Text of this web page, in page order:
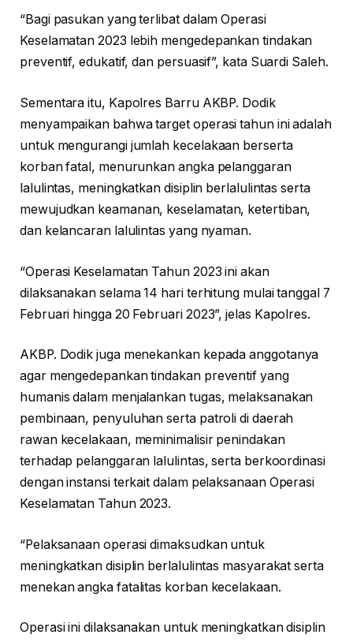
“Bagi pasukan yang terlibat dalam Operasi
Keselamatan 2023 lebih mengedepankan tindakan
preventif, edukatif, dan persuasif”, kata Suardi Saleh.
Sementara itu, Kapolres Barru AKBP. Dodik
menyampaikan bahwa target operasi tahun ini adalah
untuk mengurangi jumlah kecelakaan berserta
korban fatal, menurunkan angka pelanggaran
lalulintas, meningkatkan disiplin berlalulintas serta
mewujudkan keamanan, keselamatan, ketertiban,
dan kelancaran lalulintas yang nyaman.
“Operasi Keselamatan Tahun 2023 ini akan
dilaksanakan selama 14 hari terhitung mulai tanggal 7
Februari hingga 20 Februari 2023”, jelas Kapolres.
AKBP. Dodik juga menekankan kepada anggotanya
agar mengedepankan tindakan preventif yang
humanis dalam menjalankan tugas, melaksanakan
pembinaan, penyuluhan serta patroli di daerah
rawan kecelakaan, meminimalisir penindakan
terhadap pelanggaran lalulintas, serta berkoordinasi
dengan instansi terkait dalam pelaksanaan Operasi
Keselamatan Tahun 2023.
“Pelaksanaan operasi dimaksudkan untuk
meningkatkan disiplin berlalulintas masyarakat serta
menekan angka fatalitas korban kecelakaan.
Operasi ini dilaksanakan untuk meningkatkan disiplin